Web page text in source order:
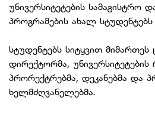
უნივერსიტეტების სამაგისტრო
პროგრამების ახალ სტუდენტებს
სტუდენტებს სიტყვით
დირექტორმა, უნივერსიტეტების
პრორექტრებმა, დეკანებმა და
ხელმძღვანელებმა.